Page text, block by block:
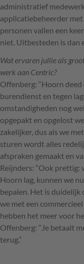
administratief
applicatiebeheerder
personen vallen een
niet. Uitbesteden is dan
Wat ervaren jullie als
werk aan Centric?
Offenberg: “Hoorn
burendienst en tegen
omstandigheden nog
opgepakt en opgelost
zakelijker, dus als we
sturen wordt alles
afspraken gemaakt en
Reijnders: “Ook prettig:
Hoorn lag, kunnen we
bepalen. Het is duidelijk
we met een
hebben het meer voor
Offenberg: “Je betaalt
terug.”